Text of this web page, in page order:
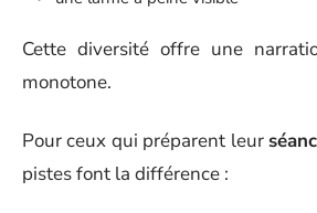
Cette diversité offre une
monotone.
Pour ceux qui préparent leur
pistes font la différence :